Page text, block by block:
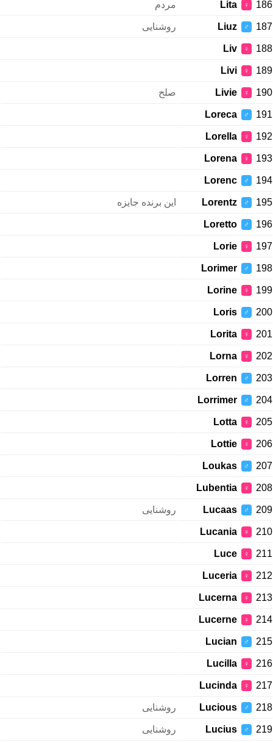
186
♀
Lita مردم
187
♂
Liuz روشنایی
188
♀
Liv
189
♀
Livi
190
♀
Livie صلح
191
♂
Loreca
192
♀
Lorella
193
♀
Lorena
194
♂
Lorenc
195
♂
Lorentz این برنده جایزه
196
♂
Loretto
197
♀
Lorie
198
♂
Lorimer
199
♀
Lorine
200
♂
Loris
201
♀
Lorita
202
♀
Lorna
203
♂
Lorren
204
♂
Lorrimer
205
♀
Lotta
206
♀
Lottie
207
♂
Loukas
208
♀
Lubentia
209
♂
Lucaas روشنایی
210
♀
Lucania
211
♀
Luce
212
♀
Luceria
213
♀
Lucerna
214
♀
Lucerne
215
♂
Lucian
216
♀
Lucilla
217
♀
Lucinda
218
♂
Lucious روشنایی
219
♂
Lucius روشنایی